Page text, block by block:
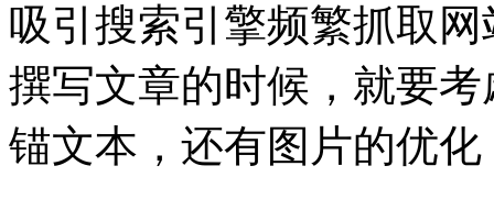
吸引搜索引擎频繁抓取
撰写文章的时候，就要
锚文本，还有图片的优